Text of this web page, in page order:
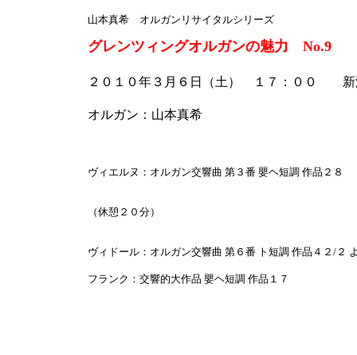
山本真希 オルガンリサイタルシリーズ
グレンツィングオルガンの魅力 No.9
２０１０年３月６日（土） １７：００ 新
オルガン：山本真希
ヴィエルヌ：オルガン交響曲 第３番 嬰ヘ短調 作品２８
（休憩２０分）
ヴィドール：オルガン交響曲 第６番 ト短調 作品４２/２
フランク：交響的大作品 嬰ヘ短調 作品１７